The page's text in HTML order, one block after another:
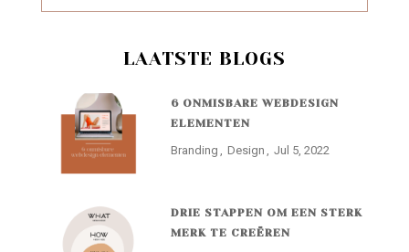
LAATSTE BLOGS
6 ONMISBARE WEBDESIGN
ELEMENTEN
Branding Design Jul 5, 2022
DRIE STAPPEN OM EEN STERK
MERK TE CREËREN